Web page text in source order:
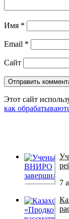
Имя *
Email *
Сайт
Этот сайт
как
7